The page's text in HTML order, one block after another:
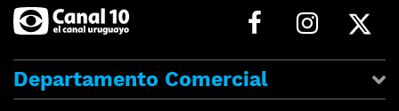
Departamento Comercial